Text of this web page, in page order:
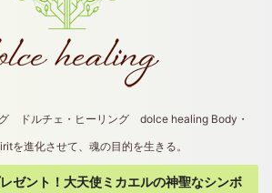
グ ドルチェ・ヒーリング dolce healing Body・
を進化させて、魂の目的を生きる。
ゼント！大天使ミカエルの神聖なシンボ
healing , 2026 All Rights